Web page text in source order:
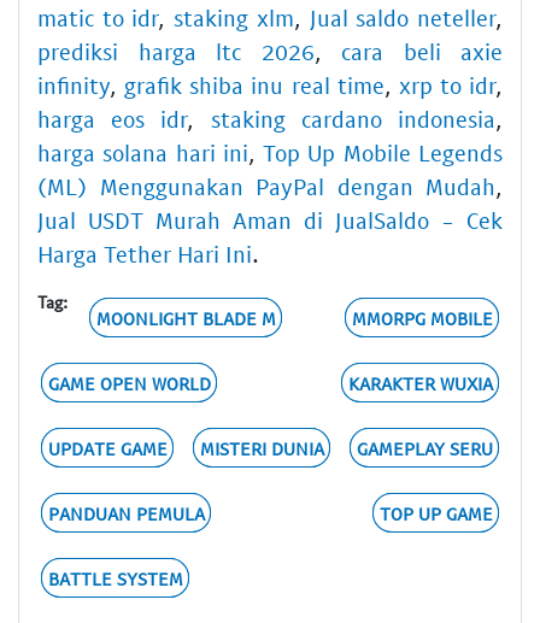
matic to idr,staking xlm, Jual saldo neteller,
prediksi harga ltc 2026, cara beli axie
infinity, grafik shiba inu real time, xrp to idr,
harga eos idr, staking cardano indonesia,
harga solana hari ini,Top Up Mobile Legends
(ML) Menggunakan PayPal dengan Mudah,
Jual USDT Murah Aman di JualSaldo - Cek
Harga Tether Hari Ini.
Tag:
MOONLIGHT BLADE M MMORPG MOBILE
GAME OPEN WORLD KARAKTER WUXIA
UPDATE GAME MISTERI DUNIA GAMEPLAY SERU
PANDUAN PEMULA TOP UP GAME
BATTLE SYSTEM